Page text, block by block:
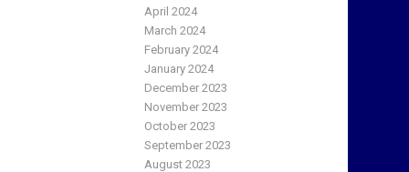
April 2024
March 2024
February 2024
January 2024
December 2023
November 2023
October 2023
September 2023
August 2023